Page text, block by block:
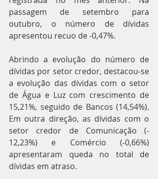
passagem de setembro para
outubro, o número de dívidas
apresentou recuo de ‐0,47%.
Abrindo a evolução do número de
dívidas por setor credor, destacou‐se
a evolução das dívidas com o setor
de Água e Luz com crescimento de
15,21%, seguido de Bancos (14,54%).
Em outra direção, as dívidas com o
setor credor de Comunicação (‐
12,23%) e Comércio (‐0,66%)
apresentaram queda no total de
dívidas em atraso.